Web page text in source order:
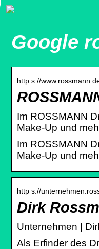
Google
http s://
Im ROSSMANN
Make-Up und
Im ROSSMANN
Make-Up und
http s://
Dirk
Unternehmen |
Als Erfinder des